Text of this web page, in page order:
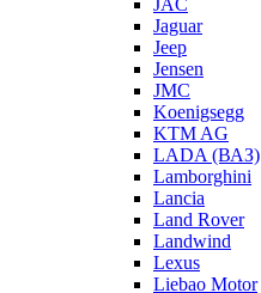
JAC
Jaguar
Jeep
Jensen
JMC
Koenigsegg
KTM AG
LADA (ВАЗ)
Lamborghini
Lancia
Land Rover
Landwind
Lexus
Liebao Motor